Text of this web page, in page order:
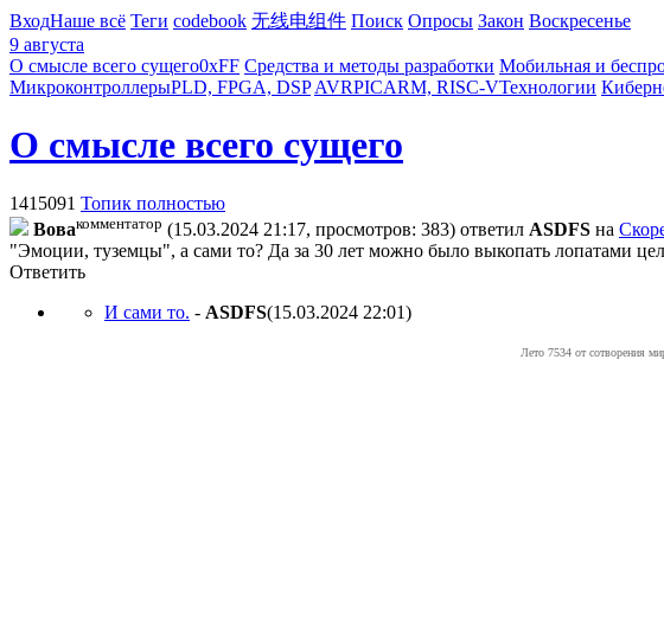
ВходНаше всё Теги codebook 无线电组件 Поиск Опросы Закон Воскресенье
9 августа
О смысле всего сущего0xFF Средства и методы разработки Мобильная и
МикроконтроллерыPLD, FPGA, DSP AVRPICARM, RISC-VТехнологии
О смысле всего сущего
1415091 Топик полностью
Boвaкомментатор (15.03.2024 21:17, просмотров: 383) ответил ASDFS на
"Эмоции, туземцы", а сами то? Да за 30 лет можно было выкопать лопатами
Ответить
И сами то. - ASDFS(15.03.2024 22:01)
Лето 7534 от сотворения